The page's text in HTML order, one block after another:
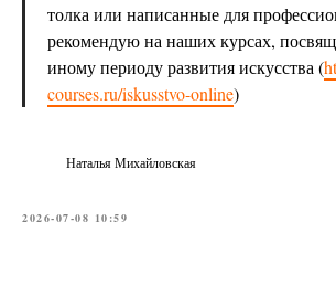
толка или написанные для
рекомендую на наших курсах,
иному периоду развития искусства (
courses.ru/iskusstvo-online)
Наталья Михайловская
2026-07-08 10:59